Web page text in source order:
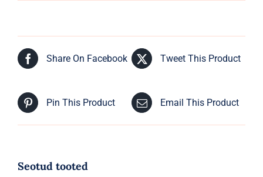
Share On Facebook Tweet This Product
Pin This Product Email This Product
Seotud tooted